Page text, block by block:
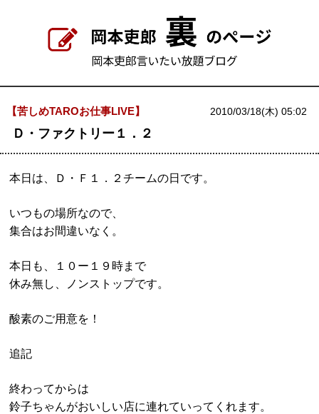
【苦しめTAROお仕事LIVE】 2010/03/18(木) 05:02
Ｄ・ファクトリー１．２
本日は、Ｄ・Ｆ１．２チームの日です。
いつもの場所なので、
集合はお間違いなく。
本日も、１０ー１９時まで
休み無し、ノンストップです。
酸素のご用意を！
追記
終わってからは
鈴子ちゃんがおいしい店に連れていってくれます。